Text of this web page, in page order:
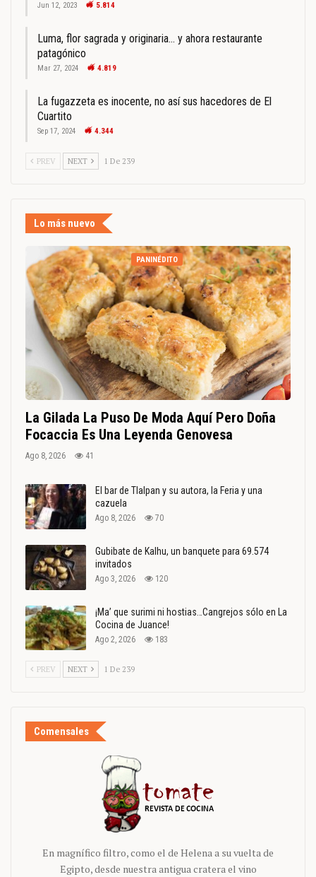
Jun 12, 2023 5.814
Luma, flor sagrada y originaria… y ahora restaurante
patagónico
Mar 27, 2024 4.819
La fugazzeta es inocente, no así sus hacedores de El
Cuartito
Sep 17, 2024 4.344
PREV NEXT 1 De 239
Lo más nuevo
PANINÉDITO
La Gilada La Puso De Moda Aquí Pero Doña
Focaccia Es Una Leyenda Genovesa
Ago 8, 2026 41
El bar de Tlalpan y su autora, la Feria y una
cazuela
Ago 8, 2026 70
Gubibate de Kalhu, un banquete para 69.574
invitados
Ago 3, 2026 120
¡Ma’ que surimi ni hostias…Cangrejos sólo en La
Cocina de Juance!
Ago 2, 2026 183
PREV NEXT 1 De 239
Comensales
En magnífico filtro, como el de Helena a su vuelta de
Egipto, desde nuestra antigua cratera el vino